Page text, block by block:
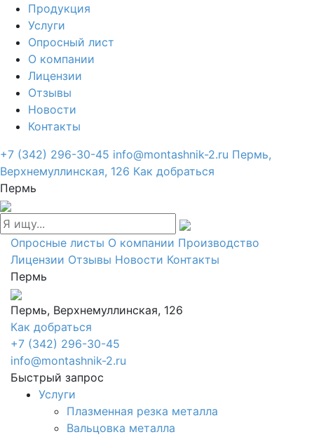
Продукция
Услуги
Опросный лист
О компании
Лицензии
Отзывы
Новости
Контакты
+7 (342) 296-30-45 info@montashnik-2.ru Пермь,
Верхнемуллинская, 126 Как добраться
Пермь
Опросные листы О компании Производство
Лицензии Отзывы Новости Контакты
Пермь
Пермь, Верхнемуллинская, 126
Как добраться
+7 (342) 296-30-45
info@montashnik-2.ru
Быстрый запрос
Услуги
Плазменная резка металла
Вальцовка металла